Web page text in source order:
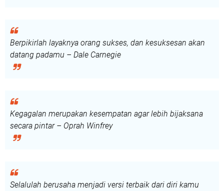
Berpikirlah layaknya orang sukses, dan kesuksesan akan
datang padamu – Dale Carnegie
Kegagalan merupakan kesempatan agar lebih bijaksana
secara pintar – Oprah Winfrey
Selalulah berusaha menjadi versi terbaik dari diri kamu